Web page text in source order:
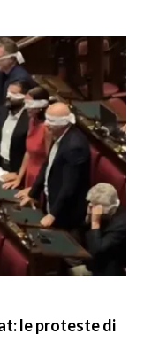
le proteste di